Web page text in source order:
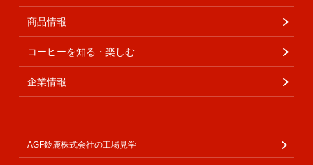
商品情報
コーヒーを知る・楽しむ
企業情報
AGF鈴鹿株式会社の工場見学